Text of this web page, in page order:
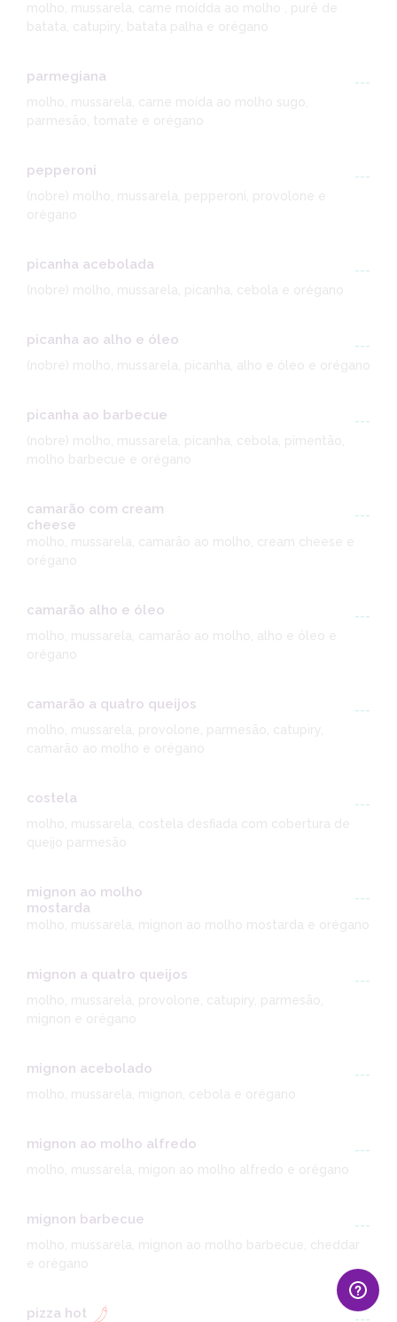
molho, mussarela, carne moídda ao molho , purê de
batata, catupiry, batata palha e orégano
parmegiana
---
molho, mussarela, carne moída ao molho sugo,
pepperoni
---
(nobre) molho, mussarela, pepperoni, provolone e
picanha acebolada
---
(nobre) molho, mussarela, picanha, cebola e orégano
picanha ao alho e óleo
---
(nobre) molho, mussarela, picanha, alho e óleo e orégano
picanha ao barbecue
---
(nobre) molho, mussarela, picanha, cebola, pimentão,
molho barbecue e orégano
camarão com cream
cheese
---
molho, mussarela, camarão ao molho, cream cheese e
camarão alho e óleo
---
molho, mussarela, camarão ao molho, alho e óleo e
camarão a quatro queijos
---
molho, mussarela, provolone, parmesão, catupiry,
camarão ao molho e orégano
costela
---
molho, mussarela, costela desfiada com cobertura de
mignon ao molho
mostarda
---
mignon a quatro queijos
---
molho, mussarela, provolone, catupiry, parmesão,
mignon acebolado
---
molho, mussarela, mignon, cebola e orégano
mignon ao molho alfredo
---
mignon barbecue
---
molho, mussarela, mignon ao molho barbecue, cheddar
pizza hot